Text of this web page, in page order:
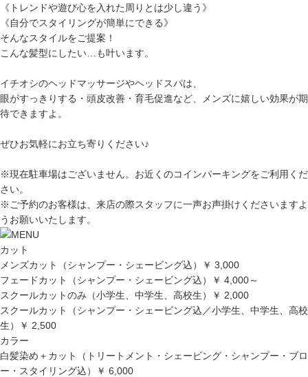
《トレンドや遊び心を入れた周りとは少し違う》
《自分でスタイリングが簡単にできる》
そんなスタイルをご提案！
こんな髪型にしたい…も叶います。
イチオシのヘッドマッサージやヘッドスパは、
眼がすっきりする・頭皮改善・育毛促進など、メンズに嬉しい効果が期
待できますよ。
ぜひお気軽にお立ち寄りください♪
※現在駐車場はございません。お近くのコインパーキングをご利用くだ
さい。
※ご予約のお客様は、来店の際スタッフに一声お声掛けくださいますよ
うお願いいたします。
カット
メンズカット（シャンプー・シェービング込）
￥ 3,000
フェードカット（シャンプー・シェービング込）
￥ 4,000～
スクールカットのみ（小学生、中学生、高校生）
￥ 2,000
スクールカット（シャンプー・シェービング込／小学生、中学生、高校
生）
￥ 2,500
カラー
白髪染め＋カット（トリートメント・シェービング・シャンプー・ブロ
ー・スタイリング込）
￥ 6,000